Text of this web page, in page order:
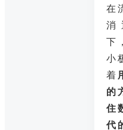
在
消
下
小
着
的
住
代